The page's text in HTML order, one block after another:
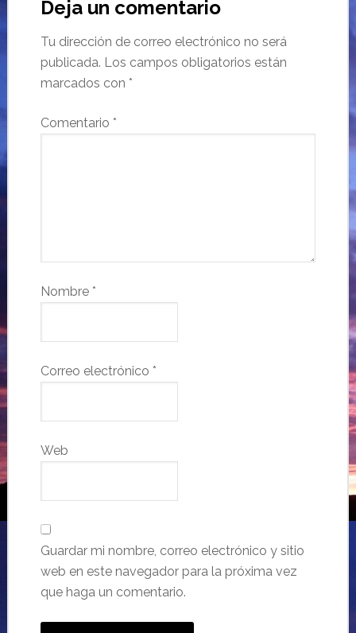
Deja un comentario
Tu dirección de correo electrónico no será
publicada. Los campos obligatorios están
marcados con *
Comentario *
Nombre *
Correo electrónico *
Web
Guardar mi nombre, correo electrónico y sitio
web en este navegador para la próxima vez
que haga un comentario.